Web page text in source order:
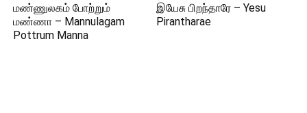
மண்ணுலகம் போற்றும்
மண்ணா – Mannulagam
Pottrum Manna
இயேசு பிறந்தாரே – Yesu
Pirantharae